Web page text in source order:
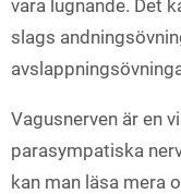
vara lugnande. Det
slags
Vagusnerven är en
parasympatiska
kan man läsa mera